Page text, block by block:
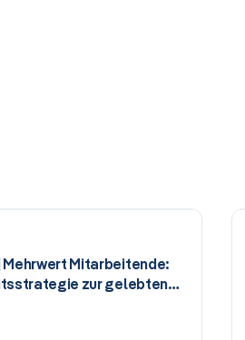
Mehrwert Mitarbeitende:
zur gelebten